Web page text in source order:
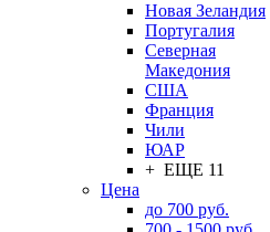
Новая Зеландия
Португалия
Северная
Македония
США
Франция
Чили
ЮАР
+ ЕЩЕ 11
Цена
до 700 руб.